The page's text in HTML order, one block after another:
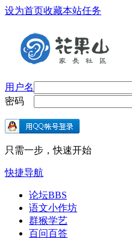
设为首页收藏本站任务
用户名
密码
只需一步，快速开始
快捷导航
论坛BBS
语文小作坊
群猴学艺
百问百答